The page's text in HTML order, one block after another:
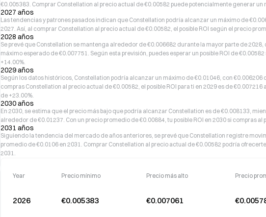
€0.005383. Comprar Constellation al precio actual de €0.00582 puede potencialmente generar un
2027 años
Las tendencias y patrones pasados indican que Constellation podría alcanzar un máximo de
2027. Así, al comprar Constellation al precio actual de €0.00582, el posible ROI según el precio
2028 años
Se prevé que Constellation se mantenga alrededor de €0.006682 durante la mayor parte de
máximo esperado de €0.007751. Según esta previsión, puedes esperar un posible ROI de
+14.00%.
2029 años
Según los datos históricos, Constellation podría alcanzar un máximo de €0.01046, con €0.006206
compras Constellation al precio actual de €0.00582, el posible ROI para ti en 2029 es de
de +23.00%.
2030 años
En 2030, se estima que el precio más bajo que podría alcanzar Constellation es de €0.008133,
alrededor de €0.01237. Con un precio promedio de €0.00884, tu posible ROI en 2030 si compras
2031 años
Siguiendo la tendencia del mercado de años anteriores, se prevé que Constellation registre
promedio de €0.0106 en 2031. Comprar Constellation al precio actual de €0.00582 podría
2031.
Year Precio mínimo Precio más alto Precio
2026 €0.005383 €0.007061